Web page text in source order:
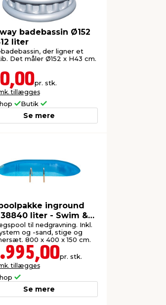
badebassin Ø152
liter
der ligner et
Det måler Ø152 x H43 cm.
pr. stk.
tillægges
Butik
Se mere
inground
liter - Swim &
til nedgravning. Inkl.
og -sand, stige og
800 x 400 x 150 cm.
pr. stk.
tillægges
Se mere